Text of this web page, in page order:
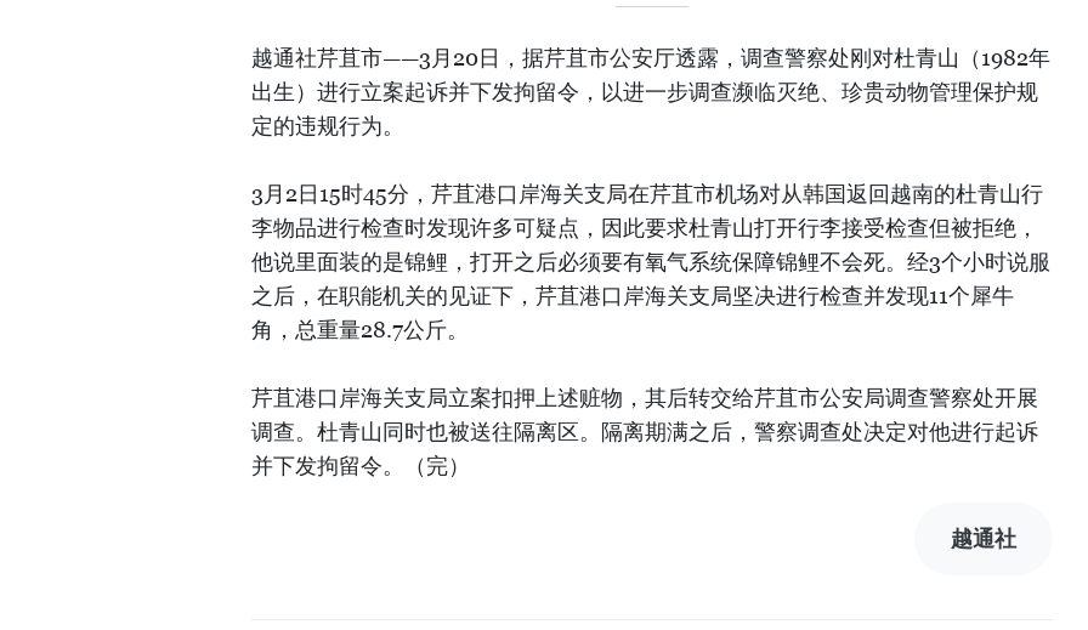
越通社芹苴市——3月20日，据芹苴市公安厅透露，调查警察处刚对杜青山（1982年
出生）进行立案起诉并下发拘留令，以进一步调查濒临灭绝、珍贵动物管理保护规
定的违规行为。
3月2日15时45分，芹苴港口岸海关支局在芹苴市机场对从韩国返回越南的杜青山行
李物品进行检查时发现许多可疑点，因此要求杜青山打开行李接受检查但被拒绝，
他说里面装的是锦鲤，打开之后必须要有氧气系统保障锦鲤不会死。经3个小时说服
之后，在职能机关的见证下，芹苴港口岸海关支局坚决进行检查并发现11个犀牛
角，总重量28.7公斤。
芹苴港口岸海关支局立案扣押上述赃物，其后转交给芹苴市公安局调查警察处开展
调查。杜青山同时也被送往隔离区。隔离期满之后，警察调查处决定对他进行起诉
并下发拘留令。（完）
越通社